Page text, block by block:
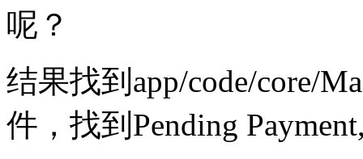
呢？
结果找到app/code/core/
件，找到Pending